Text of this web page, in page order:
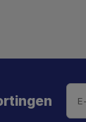
Je hebt de